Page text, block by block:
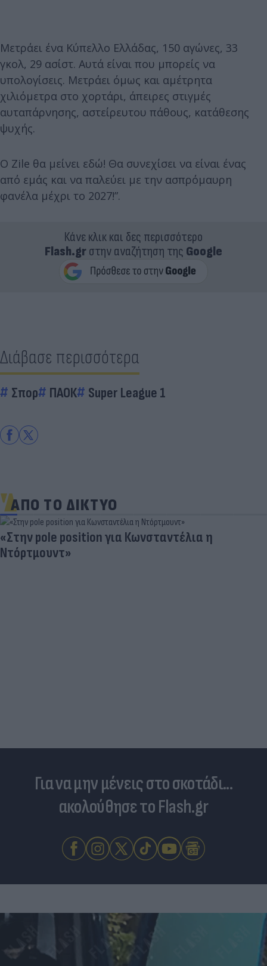
Μετράει ένα Κύπελλο Ελλάδας, 150 αγώνες, 33
γκολ, 29 ασίστ. Αυτά είναι που μπορείς να
υπολογίσεις. Μετράει όμως και αμέτρητα
χιλιόμετρα στο χορτάρι, άπειρες στιγμές
αυταπάρνησης, αστείρευτου πάθους, κατάθεσης
ψυχής.
Ο Zile θα μείνει εδώ! Θα συνεχίσει να είναι ένας
από εμάς και να παλεύει με την ασπρόμαυρη
φανέλα μέχρι το 2027!”.
Κάνε κλικ και δες περισσότερο
Flash.grστην αναζήτηση της Google
Διάβασε περισσότερα
Σπορ ΠΑΟΚ Super League 1
ΑΠΟ ΤΟ ΔΙΚΤΥΟ
«Στην pole position για Κωνσταντέλια η
Ντόρτμουντ»
Για να μην μένεις στο σκοτάδι...
ακολούθησε το Flash.gr